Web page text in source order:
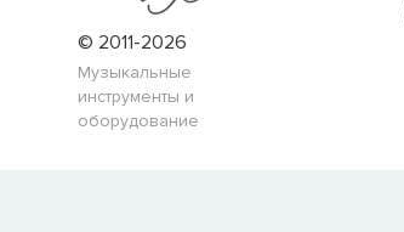
© 2011-2026
Музыкальные
инструменты и
оборудование